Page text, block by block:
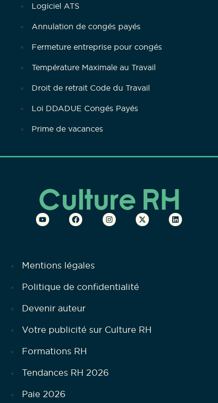
Logiciel ATS
Annulation de congés payés
Fermeture entreprise pour congés
Température Maximale au Travail
Droit de retrait Code du Travail
Loi DDADUE Congés Payés
Prime de vacances
Mentions légales
Politique de confidentialité
Devenir auteur
Votre publicité sur Culture RH
Formations RH
Tendances RH 2026
Paie 2026